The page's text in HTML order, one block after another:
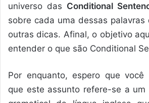
universo das Conditional
sobre cada uma dessas palavras
outras dicas. Afinal, o objetivo
entender o que são Conditional
Por enquanto, espero que você
que este assunto refere-se a